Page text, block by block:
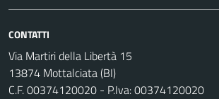
CONTATTI
Via Martiri della Libertà 15
13874 Mottalciata (BI)
C.F. 00374120020 - P.Iva: 00374120020